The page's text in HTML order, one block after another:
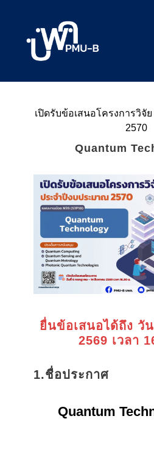
เปิดรับข้อเสนอโครงการวิจั
2570
Quantum
ยื่นข้อเสนอได้ถึง วั
2569 เวลา
1.ชื่อประกาศ
Quantum